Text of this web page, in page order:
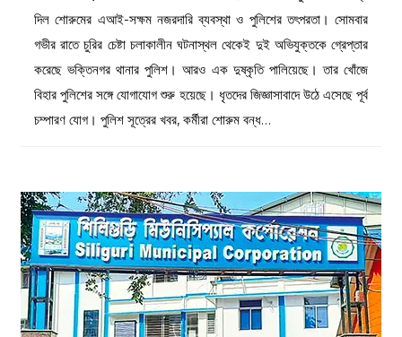
দিল শোরুমের এআই-সক্ষম নজরদারি ব্যবস্থা ও পুলিশের তৎপরতা। সোমবার
গভীর রাতে চুরির চেষ্টা চলাকালীন ঘটনাস্থল থেকেই দুই অভিযুক্তকে গ্রেপ্তার
করেছে ভক্তিনগর থানার পুলিশ। আরও এক দুষ্কৃতি পালিয়েছে। তার খোঁজে
বিহার পুলিশের সঙ্গে যোগাযোগ শুরু হয়েছে। ধৃতদের জিজ্ঞাসাবাদে উঠে এসেছে পূর্ব
চম্পারণ যোগ। পুলিশ সূত্রের খবর, কর্মীরা শোরুম বন্ধ…